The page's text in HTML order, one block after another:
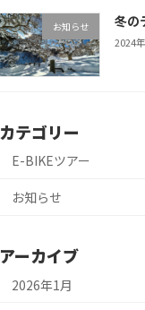
お知らせ 冬の
2024
カテゴリー
E-BIKEツアー
お知らせ
アーカイブ
2026年1月